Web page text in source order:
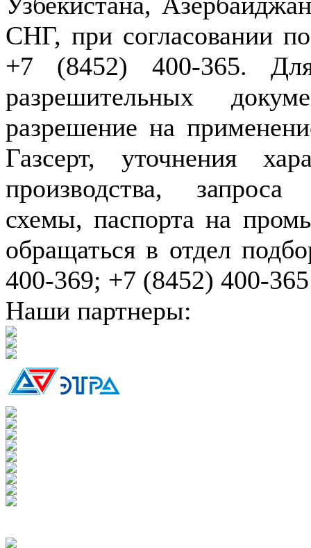
СНГ, при согласовании
+7 (8452) 400-365.
разрешительных
разрешение на
Газсерт, уточнения
производства,
схемы, паспорта на
обращаться в отдел
400-369; +7 (8452) 400-365
Наши партнеры: